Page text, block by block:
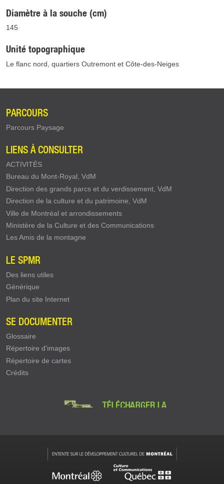
Diamètre à la souche (cm)
145
Unité topographique
Le flanc nord, quartiers Outremont et Côte-des-Neiges
PARCOURS
Parcours Paysage
LIENS À CONSULTER
ACTIVITÉS
Bureau du Mont-Royal, VdM
Direction des grands parcs et du verdissement, VdM
Direction de la culture et du patrimoine, VdM
Ville de Montréal et arrondissements
Ministère de la Culture et des Communications
Les Amis de la montagne
LE SPMR
Des liens utiles
Générique
Plan du site Internet
SE DOCUMENTER
Glossaire
Répertoire d'images
Répertoire de cartes
Crédits